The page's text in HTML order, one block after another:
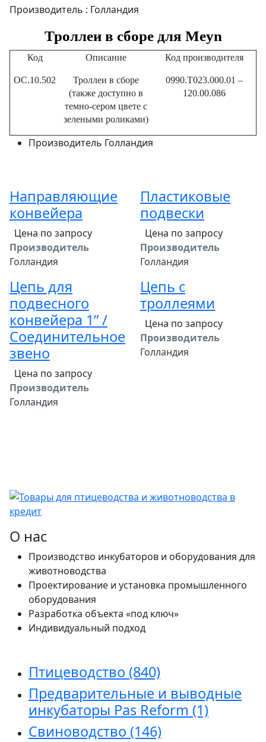
Производитель : Голландия
Троллеи в сборе для Meyn
Код Описание Код производителя
OC.10.502
Троллеи в сборе
(также доступно в
темно-сером цвете с
зелеными роликами)
0990.T023.000.01 –
120.00.086
Производитель Голландия
Направляющие
конвейера
Цена по запросу
Производитель
Голландия
Пластиковые
подвески
Цена по запросу
Производитель
Голландия
Цепь для
подвесного
конвейера 1” /
Соединительное
звено
Цена по запросу
Производитель
Голландия
Цепь с
троллеями
Цена по запросу
Производитель
Голландия
О нас
Производство инкубаторов и оборудования для
животноводства
Проектирование и установка промышленного
оборудования
Разработка объекта «под ключ»
Индивидуальный подход
Птицеводство (840)
Предварительные и выводные
инкубаторы Pas Reform (1)
Свиноводство (146)